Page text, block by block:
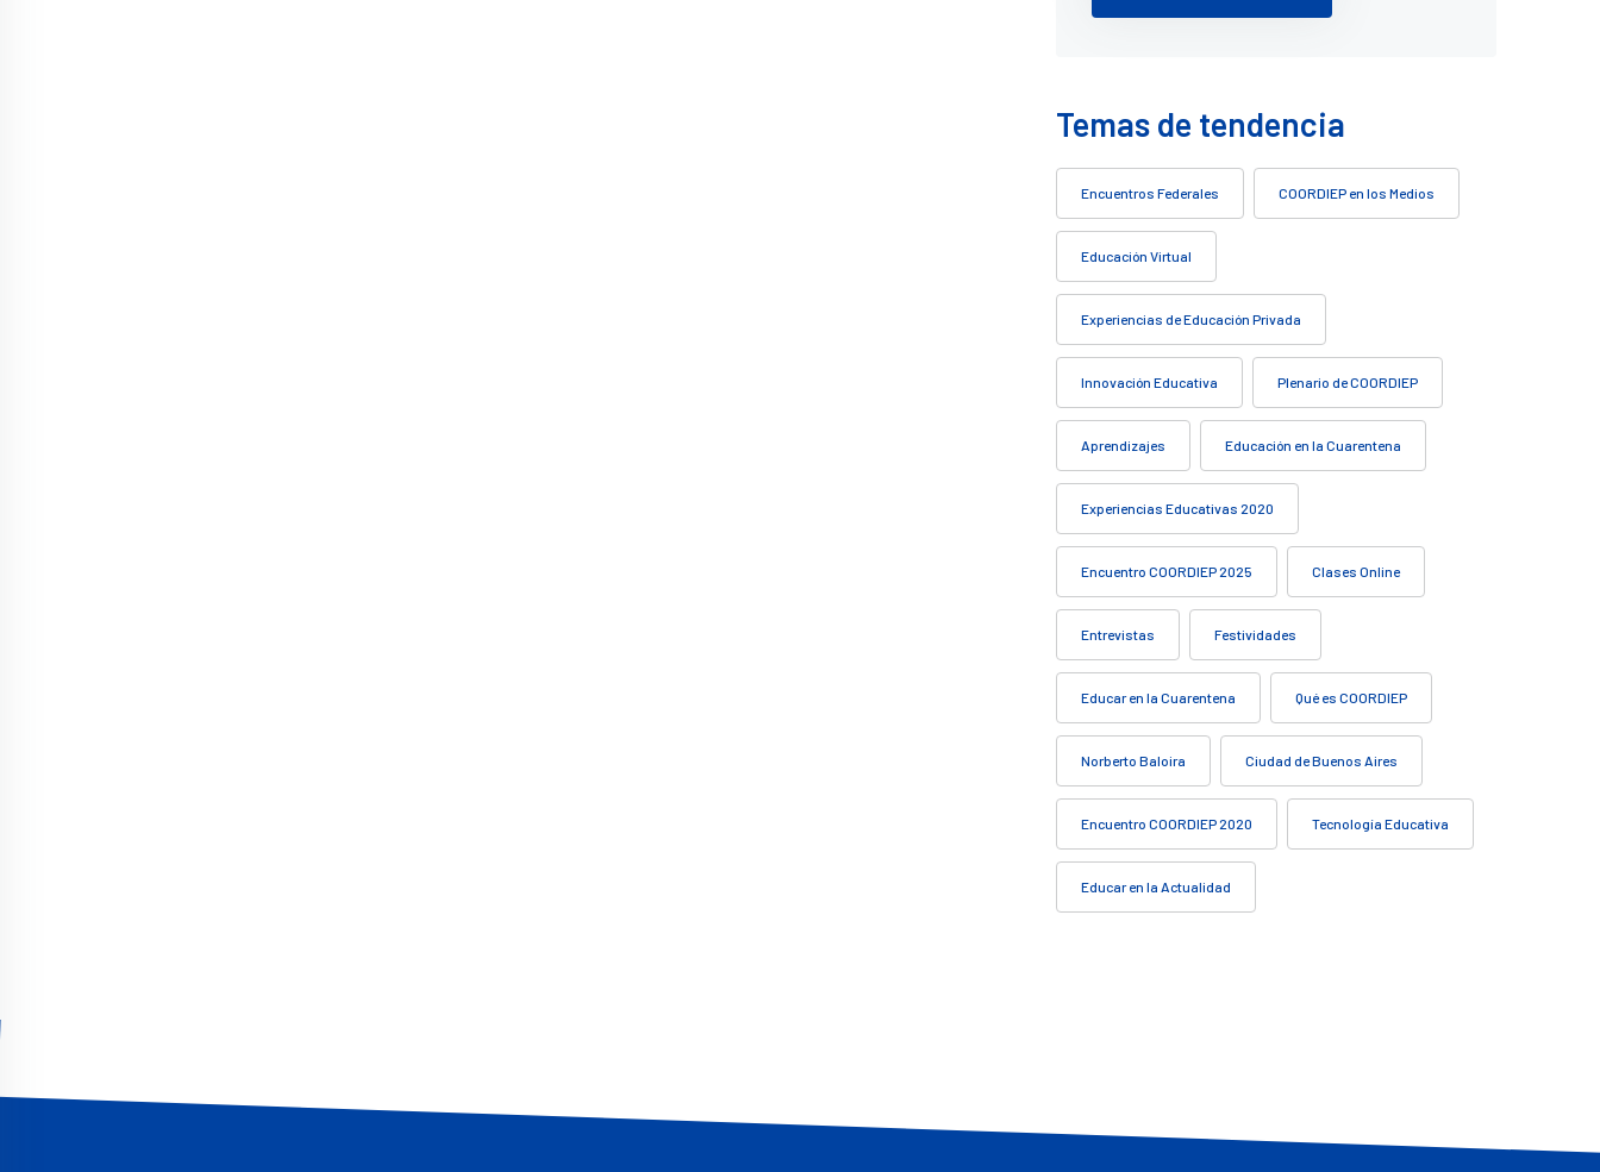
Temas de tendencia
Encuentros Federales COORDIEP en los Medios
Educación Virtual
Experiencias de Educación Privada
Innovación Educativa Plenario de COORDIEP
Aprendizajes Educación en la Cuarentena
Experiencias Educativas 2020
Encuentro COORDIEP 2025 Clases Online
Entrevistas Festividades
Educar en la Cuarentena Qué es COORDIEP
Norberto Baloira Ciudad de Buenos Aires
Encuentro COORDIEP 2020 Tecnología Educativa
Educar en la Actualidad